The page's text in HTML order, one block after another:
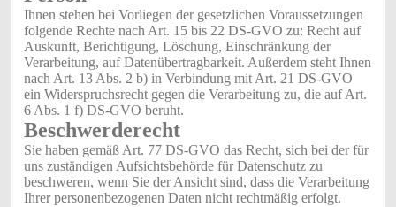
Ihnen stehen bei Vorliegen der gesetzlichen Voraussetzungen
folgende Rechte nach Art. 15 bis 22 DS-GVO zu: Recht auf
Auskunft, Berichtigung, Löschung, Einschränkung der
Verarbeitung, auf Datenübertragbarkeit. Außerdem steht Ihnen
nach Art. 13 Abs. 2 b) in Verbindung mit Art. 21 DS-GVO
ein Widerspruchsrecht gegen die Verarbeitung zu, die auf Art.
6 Abs. 1 f) DS-GVO beruht.
Beschwerderecht
Sie haben gemäß Art. 77 DS-GVO das Recht, sich bei der für
uns zuständigen Aufsichtsbehörde für Datenschutz zu
beschweren, wenn Sie der Ansicht sind, dass die Verarbeitung
Ihrer personenbezogenen Daten nicht rechtmäßig erfolgt.